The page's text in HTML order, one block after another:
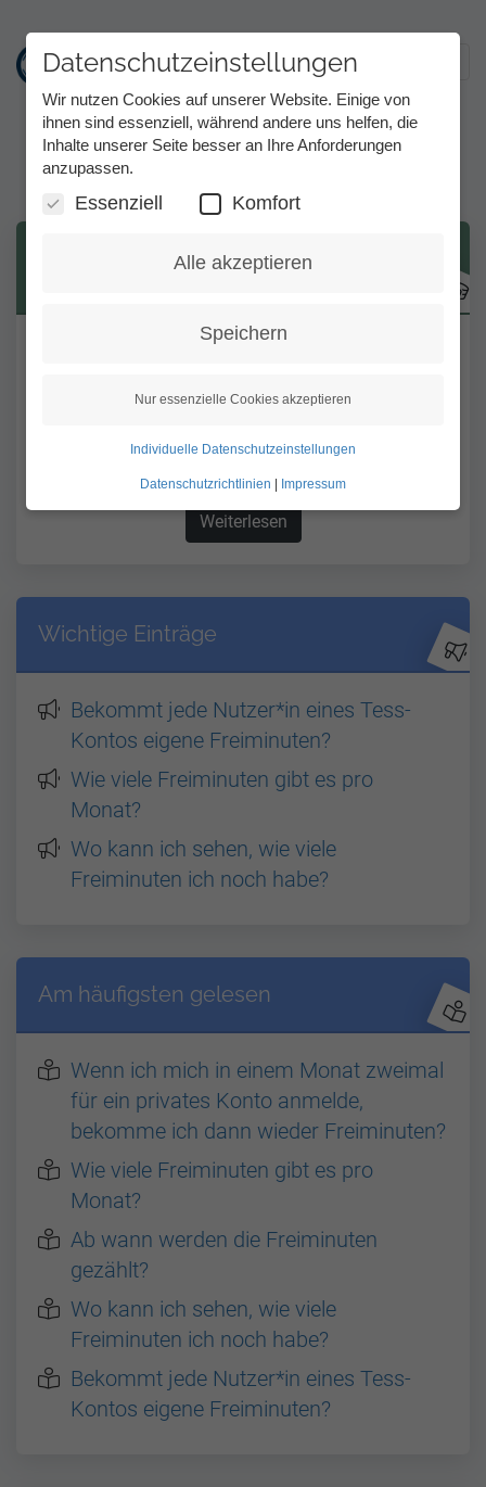
Freiminuten
Ab wann werden die Freiminuten
Sobald Sie mit den Dolmetscher*innen
heruntergezählt. Nach Aufbrauchen der
Freiminuten, zahlen Sie 0,14 € pro Minute.
Weiterlesen
Wichtige Einträge
Bekommt jede Nutzer*in eines Tess-
Kontos eigene Freiminuten?
Wie viele Freiminuten gibt es pro
Monat?
Wo kann ich sehen, wie viele
Freiminuten ich noch habe?
Am häufigsten gelesen
Wenn ich mich in einem Monat zweimal
für ein privates Konto anmelde,
bekomme ich dann wieder Freiminuten?
Wie viele Freiminuten gibt es pro
Monat?
Ab wann werden die Freiminuten
gezählt?
Wo kann ich sehen, wie viele
Freiminuten ich noch habe?
Bekommt jede Nutzer*in eines Tess-
Kontos eigene Freiminuten?
Datenschutzeinstellungen
Wir nutzen Cookies auf unserer Website. Einige von
ihnen sind essenziell, während andere uns helfen, die
Inhalte unserer Seite besser an Ihre Anforderungen
anzupassen.
Essenziell Komfort
Alle akzeptieren
Speichern
Nur essenzielle Cookies akzeptieren
Individuelle Datenschutzeinstellungen
Datenschutzrichtlinien Impressum